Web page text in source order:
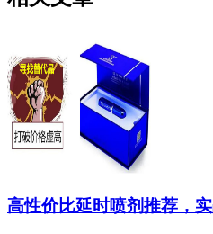
高性价比延时喷剂推荐，